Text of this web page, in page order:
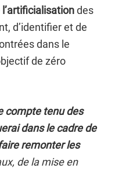
des
d’identifier et de
dans le
de zéro
compte tenu des
dans le cadre de
remonter les
de la mise en